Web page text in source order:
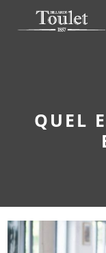
QUEL